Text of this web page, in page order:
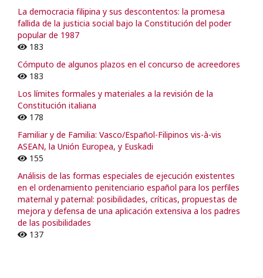
La democracia filipina y sus descontentos: la promesa
fallida de la justicia social bajo la Constitución del poder
popular de 1987
183
Cómputo de algunos plazos en el concurso de acreedores
183
Los límites formales y materiales a la revisión de la
Constitución italiana
178
Familiar y de Familia: Vasco/Español-Filipinos vis-à-vis
ASEAN, la Unión Europea, y Euskadi
155
Análisis de las formas especiales de ejecución existentes
en el ordenamiento penitenciario español para los perfiles
maternal y paternal: posibilidades, críticas, propuestas de
mejora y defensa de una aplicación extensiva a los padres
de las posibilidades
137